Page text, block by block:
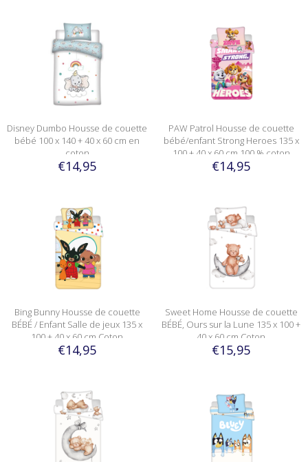
Disney Dumbo Housse de couette
bébé 100 x 140 + 40 x 60 cm en
coton
€14,95
PAW Patrol Housse de couette
bébé/enfant Strong Heroes 135 x
100 + 40 x 60 cm 100 % coton
€14,95
Bing Bunny Housse de couette
BÉBÉ / Enfant Salle de jeux 135 x
100 + 40 x 60 cm Coton
€14,95
Sweet Home Housse de couette
BÉBÉ, Ours sur la Lune 135 x 100 +
40 x 60 cm Coton
€15,95